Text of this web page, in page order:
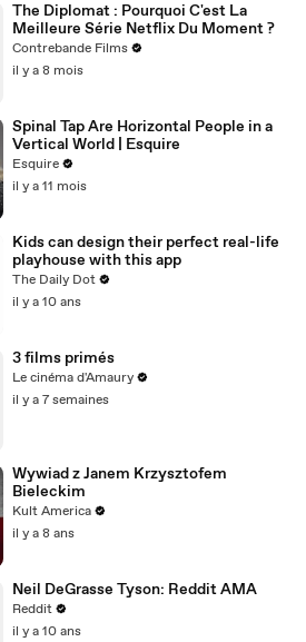
The Diplomat : Pourquoi C'est La
Meilleure Série Netflix Du Moment ?
Contrebande Films
il y a 8 mois
Spinal Tap Are Horizontal People in a
Vertical World | Esquire
Esquire
il y a 11 mois
Kids can design their perfect real-life
playhouse with this app
The Daily Dot
il y a 10 ans
3 films primés
Le cinéma d'Amaury
il y a 7 semaines
Wywiad z Janem Krzysztofem
Bieleckim
Kult America
il y a 8 ans
Neil DeGrasse Tyson: Reddit AMA
Reddit
il y a 10 ans